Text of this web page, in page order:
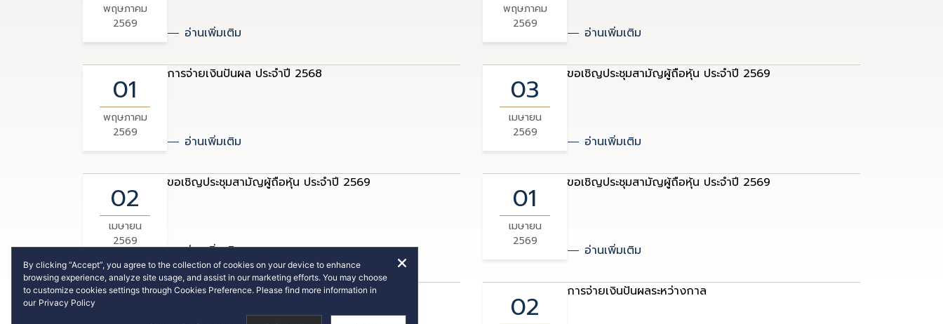
พฤษภาคม
2569
อ่านเพิ่มเติม
พฤษภาคม
2569
อ่านเพิ่มเติม
01
พฤษภาคม
2569
การจ่ายเงินปันผล ประจำปี 2568
อ่านเพิ่มเติม
03
เมษายน
2569
ขอเชิญประชุมสามัญผู้ถือหุ้น ประจำปี 2569
อ่านเพิ่มเติม
02
เมษายน
2569
ขอเชิญประชุมสามัญผู้ถือหุ้น ประจำปี 2569
อ่านเพิ่มเติม
01
เมษายน
2569
ขอเชิญประชุมสามัญผู้ถือหุ้น ประจำปี 2569
อ่านเพิ่มเติม
03 การจ่ายเงินปันผลระหว่างกาล 02 การจ่ายเงินปันผลระหว่างกาล
By clicking “Accept”, you agree to the collection of cookies on your device to enhance
browsing experience, analyze site usage, and assist in our marketing efforts. You may choose
to customize cookies settings through Cookies Preference. Please find more information in
our Privacy Policy